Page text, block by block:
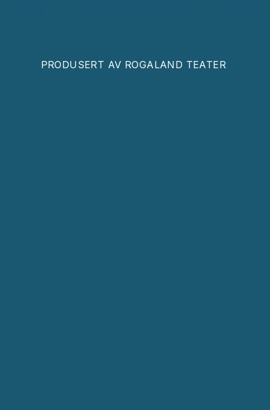
PRODUSERT AV ROGALAND TEATER ​​